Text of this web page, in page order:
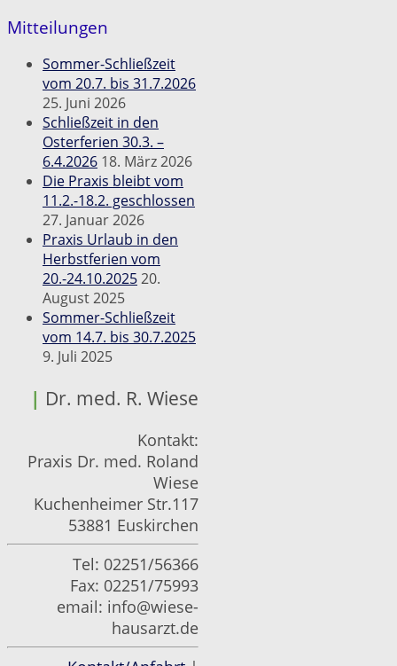
Mitteilungen
Sommer-Schließzeit
vom 20.7. bis 31.7.2026
25. Juni 2026
Schließzeit in den
Osterferien 30.3. –
6.4.2026 18. März 2026
Die Praxis bleibt vom
11.2.-18.2. geschlossen
27. Januar 2026
Praxis Urlaub in den
Herbstferien vom
20.-24.10.202520.
August 2025
Sommer-Schließzeit
vom 14.7. bis 30.7.2025
9. Juli 2025
| Dr. med. R. Wiese
Kontakt:
Praxis Dr. med. Roland
Wiese
Kuchenheimer Str.117
53881 Euskirchen
Tel: 02251/56366
Fax: 02251/75993
email: info@wiese-
hausarzt.de